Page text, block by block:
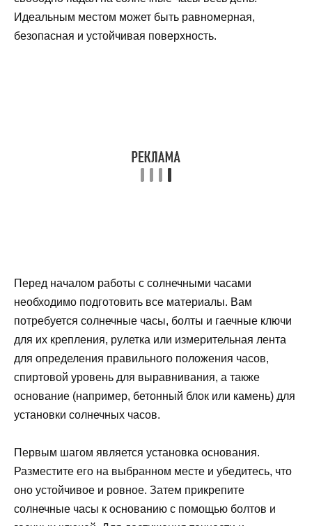
Идеальным местом может быть равномерная,
безопасная и устойчивая поверхность.
Перед началом работы с солнечными часами
необходимо подготовить все материалы. Вам
потребуется солнечные часы, болты и гаечные ключи
для их крепления, рулетка или измерительная лента
для определения правильного положения часов,
спиртовой уровень для выравнивания, а также
основание (например, бетонный блок или камень) для
установки солнечных часов.
Первым шагом является установка основания.
Разместите его на выбранном месте и убедитесь, что
оно устойчивое и ровное. Затем прикрепите
солнечные часы к основанию с помощью болтов и